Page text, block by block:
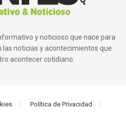
y noticioso que nace para
noticias y acontecimientos que
acontecer cotidiano.
Política de Privacidad